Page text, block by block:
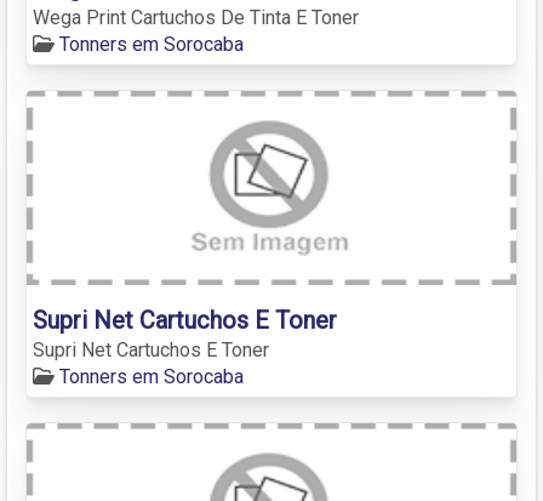
Wega Print Cartuchos De Tinta E Toner
Tonners em Sorocaba
Supri Net Cartuchos E Toner
Supri Net Cartuchos E Toner
Tonners em Sorocaba